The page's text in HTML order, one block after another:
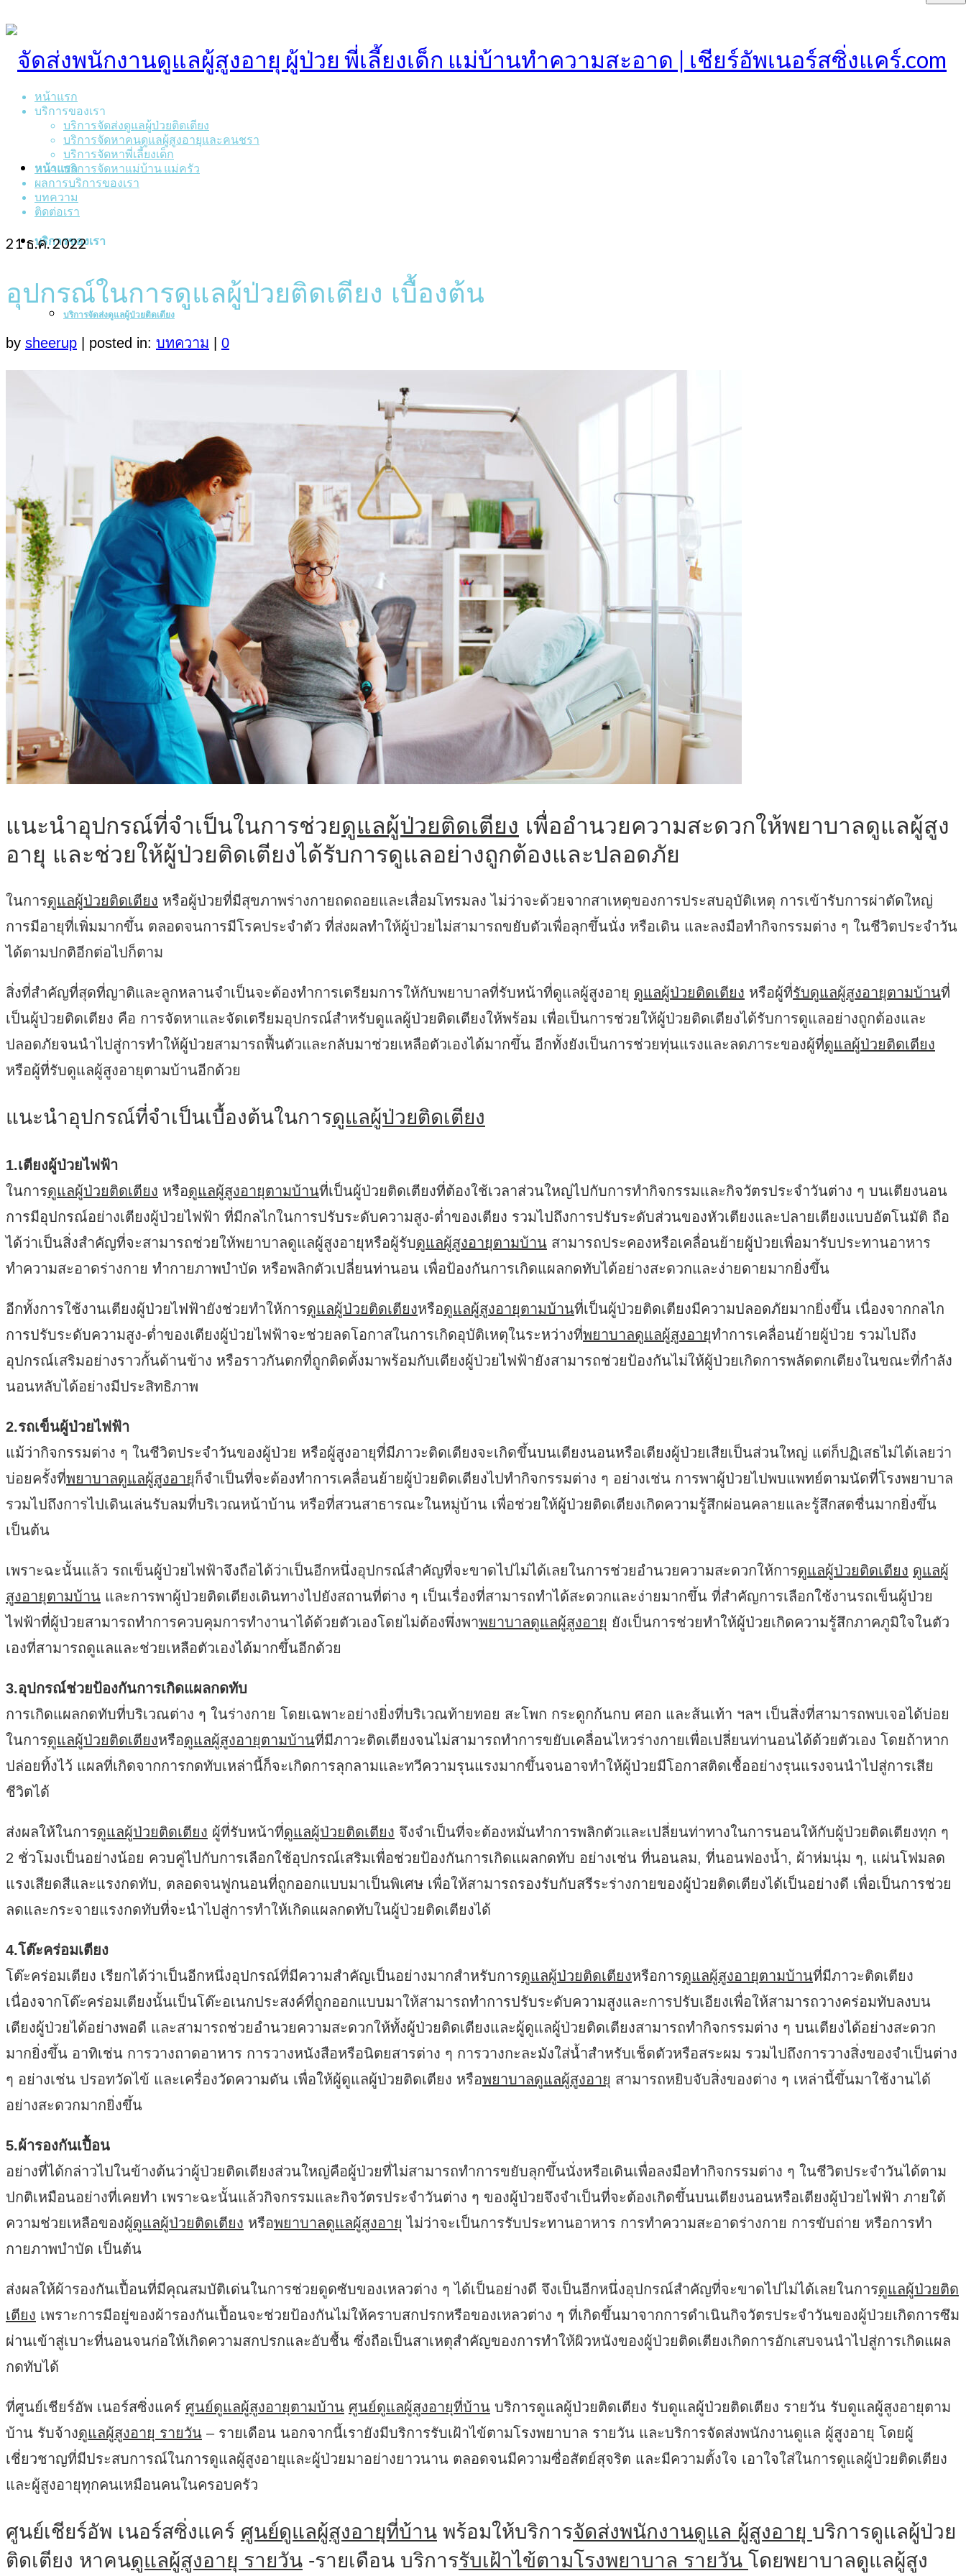
หน้าแรก
บริการของเรา
บริการจัดส่งดูแลผู้ป่วยติดเตียง
บริการจัดหาพี่เลี้ยงเด็ก
บริการจัดหาแม่บ้าน แม่ครัว
ผลการบริการของเรา
บทความ
ติดต่อเรา
หน้าแรก
บริการของเรา
บริการจัดส่งดูแลผู้ป่วยติดเตียง
บริการจัดหาคนดูแลผู้สูงอายุและคนชรา
บริการจัดหาพี่เลี้ยงเด็ก
บริการจัดหาแม่บ้าน แม่ครัว
ผลการบริการของเรา
บทความ
ติดต่อเรา
21ธ.ค. 2022
อุปกรณ์ในการดูแลผู้ป่วยติดเตียง เบื้องต้น
by sheerup posted in: บทความ 0
แนะนำอุปกรณ์ที่จำเป็นในการช่วยดูแลผู้ป่วยติดเตียง เพื่ออำนวยความสะดวกให้พยาบาลดูแลผู้สูง
อายุ และช่วยให้ผู้ป่วยติดเตียงได้รับการดูแลอย่างถูกต้องและปลอดภัย
ในการดูแลผู้ป่วยติดเตียง หรือผู้ป่วยที่มีสุขภาพร่างกายถดถอยและเสื่อมโทรมลง ไม่ว่าจะด้วยจากสาเหตุของการประสบอุบัติเหตุ การเข้ารับการผ่าตัดใหญ่
การมีอายุที่เพิ่มมากขึ้น ตลอดจนการมีโรคประจำตัว ที่ส่งผลทำให้ผู้ป่วยไม่สามารถขยับตัวเพื่อลุกขึ้นนั่ง หรือเดิน และลงมือทำกิจกรรมต่าง ๆ ในชีวิตประจำวัน
ได้ตามปกติอีกต่อไปก็ตาม
สิ่งที่สำคัญที่สุดที่ญาติและลูกหลานจำเป็นจะต้องทำการเตรียมการให้กับพยาบาลที่รับหน้าที่ดูแลผู้สูงอายุ ดูแลผู้ป่วยติดเตียง หรือผู้ที่รับดูแลผู้สูงอายุตามบ้านที่
เป็นผู้ป่วยติดเตียง คือ การจัดหาและจัดเตรียมอุปกรณ์สำหรับดูแลผู้ป่วยติดเตียงให้พร้อม เพื่อเป็นการช่วยให้ผู้ป่วยติดเตียงได้รับการดูแลอย่างถูกต้องและ
ปลอดภัยจนนำไปสู่การทำให้ผู้ป่วยสามารถฟื้นตัวและกลับมาช่วยเหลือตัวเองได้มากขึ้น อีกทั้งยังเป็นการช่วยทุ่นแรงและลดภาระของผู้ที่ดูแลผู้ป่วยติดเตียง
หรือผู้ที่รับดูแลผู้สูงอายุตามบ้านอีกด้วย
แนะนำอุปกรณ์ที่จำเป็นเบื้องต้นในการดูแลผู้ป่วยติดเตียง
1.เตียงผู้ป่วยไฟฟ้า
ในการดูแลผู้ป่วยติดเตียง หรือดูแลผู้สูงอายุตามบ้านที่เป็นผู้ป่วยติดเตียงที่ต้องใช้เวลาส่วนใหญ่ไปกับการทำกิจกรรมและกิจวัตรประจำวันต่าง ๆ บนเตียงนอน
การมีอุปกรณ์อย่างเตียงผู้ป่วยไฟฟ้า ที่มีกลไกในการปรับระดับความสูง-ต่ำของเตียง รวมไปถึงการปรับระดับส่วนของหัวเตียงและปลายเตียงแบบอัตโนมัติ ถือ
ได้ว่าเป็นสิ่งสำคัญที่จะสามารถช่วยให้พยาบาลดูแลผู้สูงอายุหรือผู้รับดูแลผู้สูงอายุตามบ้าน สามารถประคองหรือเคลื่อนย้ายผู้ป่วยเพื่อมารับประทานอาหาร
ทำความสะอาดร่างกาย ทำกายภาพบำบัด หรือพลิกตัวเปลี่ยนท่านอน เพื่อป้องกันการเกิดแผลกดทับได้อย่างสะดวกและง่ายดายมากยิ่งขึ้น
อีกทั้งการใช้งานเตียงผู้ป่วยไฟฟ้ายังช่วยทำให้การดูแลผู้ป่วยติดเตียงหรือดูแลผู้สูงอายุตามบ้านที่เป็นผู้ป่วยติดเตียงมีความปลอดภัยมากยิ่งขึ้น เนื่องจากกลไก
การปรับระดับความสูง-ต่ำของเตียงผู้ป่วยไฟฟ้าจะช่วยลดโอกาสในการเกิดอุบัติเหตุในระหว่างที่พยาบาลดูแลผู้สูงอายุทำการเคลื่อนย้ายผู้ป่วย รวมไปถึง
อุปกรณ์เสริมอย่างราวกั้นด้านข้าง หรือราวกันตกที่ถูกติดตั้งมาพร้อมกับเตียงผู้ป่วยไฟฟ้ายังสามารถช่วยป้องกันไม่ให้ผู้ป่วยเกิดการพลัดตกเตียงในขณะที่กำลัง
นอนหลับได้อย่างมีประสิทธิภาพ
2.รถเข็นผู้ป่วยไฟฟ้า
แม้ว่ากิจกรรมต่าง ๆ ในชีวิตประจำวันของผู้ป่วย หรือผู้สูงอายุที่มีภาวะติดเตียงจะเกิดขึ้นบนเตียงนอนหรือเตียงผู้ป่วยเสียเป็นส่วนใหญ่ แต่ก็ปฏิเสธไม่ได้เลยว่า
บ่อยครั้งที่พยาบาลดูแลผู้สูงอายุก็จำเป็นที่จะต้องทำการเคลื่อนย้ายผู้ป่วยติดเตียงไปทำกิจกรรมต่าง ๆ อย่างเช่น การพาผู้ป่วยไปพบแพทย์ตามนัดที่โรงพยาบาล
รวมไปถึงการไปเดินเล่นรับลมที่บริเวณหน้าบ้าน หรือที่สวนสาธารณะในหมู่บ้าน เพื่อช่วยให้ผู้ป่วยติดเตียงเกิดความรู้สึกผ่อนคลายและรู้สึกสดชื่นมากยิ่งขึ้น
เป็นต้น
เพราะฉะนั้นแล้ว รถเข็นผู้ป่วยไฟฟ้าจึงถือได้ว่าเป็นอีกหนึ่งอุปกรณ์สำคัญที่จะขาดไปไม่ได้เลยในการช่วยอำนวยความสะดวกให้การดูแลผู้ป่วยติดเตียง ดูแลผู้
สูงอายุตามบ้าน และการพาผู้ป่วยติดเตียงเดินทางไปยังสถานที่ต่าง ๆ เป็นเรื่องที่สามารถทำได้สะดวกและง่ายมากขึ้น ที่สำคัญการเลือกใช้งานรถเข็นผู้ป่วย
ไฟฟ้าที่ผู้ป่วยสามารถทำการควบคุมการทำงานาได้ด้วยตัวเองโดยไม่ต้องพึ่งพาพยาบาลดูแลผู้สูงอายุ ยังเป็นการช่วยทำให้ผู้ป่วยเกิดความรู้สึกภาคภูมิใจในตัว
เองที่สามารถดูแลและช่วยเหลือตัวเองได้มากขึ้นอีกด้วย
3.อุปกรณ์ช่วยป้องกันการเกิดแผลกดทับ
การเกิดแผลกดทับที่บริเวณต่าง ๆ ในร่างกาย โดยเฉพาะอย่างยิ่งที่บริเวณท้ายทอย สะโพก กระดูกก้นกบ ศอก และส้นเท้า ฯลฯ เป็นสิ่งที่สามารถพบเจอได้บ่อย
ในการดูแลผู้ป่วยติดเตียงหรือดูแลผู้สูงอายุตามบ้านที่มีภาวะติดเตียงจนไม่สามารถทำการขยับเคลื่อนไหวร่างกายเพื่อเปลี่ยนท่านอนได้ด้วยตัวเอง โดยถ้าหาก
ปล่อยทิ้งไว้ แผลที่เกิดจากการกดทับเหล่านี้ก็จะเกิดการลุกลามและทวีความรุนแรงมากขึ้นจนอาจทำให้ผู้ป่วยมีโอกาสติดเชื้ออย่างรุนแรงจนนำไปสู่การเสีย
ชีวิตได้
ส่งผลให้ในการดูแลผู้ป่วยติดเตียง ผู้ที่รับหน้าที่ดูแลผู้ป่วยติดเตียง จึงจำเป็นที่จะต้องหมั่นทำการพลิกตัวและเปลี่ยนท่าทางในการนอนให้กับผู้ป่วยติดเตียงทุก ๆ
2 ชั่วโมงเป็นอย่างน้อย ควบคู่ไปกับการเลือกใช้อุปกรณ์เสริมเพื่อช่วยป้องกันการเกิดแผลกดทับ อย่างเช่น ที่นอนลม, ที่นอนฟองน้ำ, ผ้าห่มนุ่ม ๆ, แผ่นโฟมลด
แรงเสียดสีและแรงกดทับ, ตลอดจนฟูกนอนที่ถูกออกแบบมาเป็นพิเศษ เพื่อให้สามารถรองรับกับสรีระร่างกายของผู้ป่วยติดเตียงได้เป็นอย่างดี เพื่อเป็นการช่วย
ลดและกระจายแรงกดทับที่จะนำไปสู่การทำให้เกิดแผลกดทับในผู้ป่วยติดเตียงได้
4.โต๊ะคร่อมเตียง
โต๊ะคร่อมเตียง เรียกได้ว่าเป็นอีกหนึ่งอุปกรณ์ที่มีความสำคัญเป็นอย่างมากสำหรับการดูแลผู้ป่วยติดเตียงหรือการดูแลผู้สูงอายุตามบ้านที่มีภาวะติดเตียง
เนื่องจากโต๊ะคร่อมเตียงนั้นเป็นโต๊ะอเนกประสงค์ที่ถูกออกแบบมาให้สามารถทำการปรับระดับความสูงและการปรับเอียงเพื่อให้สามารถวางคร่อมทับลงบน
เตียงผู้ป่วยได้อย่างพอดี และสามารถช่วยอำนวยความสะดวกให้ทั้งผู้ป่วยติดเตียงและผู้ดูแลผู้ป่วยติดเตียงสามารถทำกิจกรรมต่าง ๆ บนเตียงได้อย่างสะดวก
มากยิ่งขึ้น อาทิเช่น การวางถาดอาหาร การวางหนังสือหรือนิตยสารต่าง ๆ การวางกะละมังใส่น้ำสำหรับเช็ดตัวหรือสระผม รวมไปถึงการวางสิ่งของจำเป็นต่าง
ๆ อย่างเช่น ปรอทวัดไข้ และเครื่องวัดความดัน เพื่อให้ผู้ดูแลผู้ป่วยติดเตียง หรือพยาบาลดูแลผู้สูงอายุ สามารถหยิบจับสิ่งของต่าง ๆ เหล่านี้ขึ้นมาใช้งานได้
อย่างสะดวกมากยิ่งขึ้น
5.ผ้ารองกันเปื้อน
อย่างที่ได้กล่าวไปในข้างต้นว่าผู้ป่วยติดเตียงส่วนใหญ่คือผู้ป่วยที่ไม่สามารถทำการขยับลุกขึ้นนั่งหรือเดินเพื่อลงมือทำกิจกรรมต่าง ๆ ในชีวิตประจำวันได้ตาม
ปกติเหมือนอย่างที่เคยทำ เพราะฉะนั้นแล้วกิจกรรมและกิจวัตรประจำวันต่าง ๆ ของผู้ป่วยจึงจำเป็นที่จะต้องเกิดขึ้นบนเตียงนอนหรือเตียงผู้ป่วยไฟฟ้า ภายใต้
ความช่วยเหลือของผู้ดูแลผู้ป่วยติดเตียง หรือพยาบาลดูแลผู้สูงอายุ ไม่ว่าจะเป็นการรับประทานอาหาร การทำความสะอาดร่างกาย การขับถ่าย หรือการทำ
กายภาพบำบัด เป็นต้น
ส่งผลให้ผ้ารองกันเปื้อนที่มีคุณสมบัติเด่นในการช่วยดูดซับของเหลวต่าง ๆ ได้เป็นอย่างดี จึงเป็นอีกหนึ่งอุปกรณ์สำคัญที่จะขาดไปไม่ได้เลยในการดูแลผู้ป่วยติด
เตียง เพราะการมีอยู่ของผ้ารองกันเปื้อนจะช่วยป้องกันไม่ให้คราบสกปรกหรือของเหลวต่าง ๆ ที่เกิดขึ้นมาจากการดำเนินกิจวัตรประจำวันของผู้ป่วยเกิดการซึม
ผ่านเข้าสู่เบาะที่นอนจนก่อให้เกิดความสกปรกและอับชื้น ซึ่งถือเป็นสาเหตุสำคัญของการทำให้ผิวหนังของผู้ป่วยติดเตียงเกิดการอักเสบจนนำไปสู่การเกิดแผล
กดทับได้
ที่ศูนย์เชียร์อัพ เนอร์สซิ่งแคร์ ศูนย์ดูแลผู้สูงอายุตามบ้าน ศูนย์ดูแลผู้สูงอายุที่บ้าน บริการดูแลผู้ป่วยติดเตียง รับดูแลผู้ป่วยติดเตียง รายวัน รับดูแลผู้สูงอายุตาม
บ้าน รับจ้างดูแลผู้สูงอายุ รายวัน – รายเดือน นอกจากนี้เรายังมีบริการรับเฝ้าไข้ตามโรงพยาบาล รายวัน และบริการจัดส่งพนักงานดูแล ผู้สูงอายุ โดยผู้
เชี่ยวชาญที่มีประสบการณ์ในการดูแลผู้สูงอายุและผู้ป่วยมาอย่างยาวนาน ตลอดจนมีความซื่อสัตย์สุจริต และมีความตั้งใจ เอาใจใส่ในการดูแลผู้ป่วยติดเตียง
และผู้สูงอายุทุกคนเหมือนคนในครอบครัว
ศูนย์เชียร์อัพ เนอร์สซิ่งแคร์ ศูนย์ดูแลผู้สูงอายุที่บ้าน พร้อมให้บริการจัดส่งพนักงานดูแล ผู้สูงอายุ บริการดูแลผู้ป่วย
ติดเตียง หาคนดูแลผู้สูงอายุ รายวัน -รายเดือน บริการรับเฝ้าไข้ตามโรงพยาบาล รายวัน โดยพยาบาลดูแลผู้สูง